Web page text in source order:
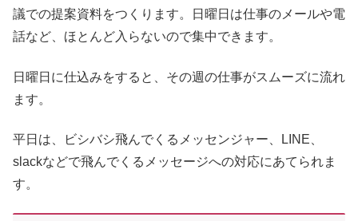
議での提案資料をつくります。日曜日は仕事のメールや電
話など、ほとんど入らないので集中できます。
日曜日に仕込みをすると、その週の仕事がスムーズに流れ
ます。
平日は、ビシバシ飛んでくるメッセンジャー、LINE、
slackなどで飛んでくるメッセージへの対応にあてられま
す。